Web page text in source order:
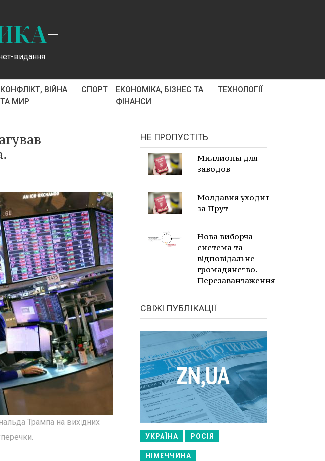
+
видання
КОНФЛІКТ, ВІЙНА
ТА МИР
СПОРТ
ЕКОНОМІКА, БІЗНЕС ТА
ФІНАНСИ
ТЕХНОЛОГІЇ
Трампа на вихідних
НЕ ПРОПУСТІТЬ
Миллионы для
заводов
Молдавия уходит
за Прут
Нова виборча
система та
відповідальне
громадянство.
Перезавантаження
СВІЖІ ПУБЛІКАЦІЇ
УКРАЇНА РОСІЯ
НІМЕЧЧИНА